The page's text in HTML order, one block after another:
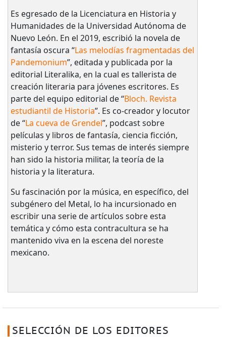
Es egresado de la Licenciatura en Historia y
Humanidades de la Universidad Autónoma de
Nuevo León. En el 2019, escribió la novela de
fantasía oscura “Las melodías fragmentadas del
Pandemonium”, editada y publicada por la
editorial Literalika, en la cual es tallerista de
creación literaria para jóvenes escritores. Es
parte del equipo editorial de “Bloch. Revista
estudiantil de Historia”. Es co-creador y locutor
de “La cueva de Grendel”, podcast sobre
películas y libros de fantasía, ciencia ficción,
misterio y terror. Sus temas de interés siempre
han sido la historia militar, la teoría de la
historia y la literatura.
Su fascinación por la música, en específico, del
subgénero del Metal, lo ha incursionado en
escribir una serie de artículos sobre esta
temática y cómo esta contracultura se ha
mantenido viva en la escena del noreste
mexicano.
SELECCIÓN DE LOS EDITORES